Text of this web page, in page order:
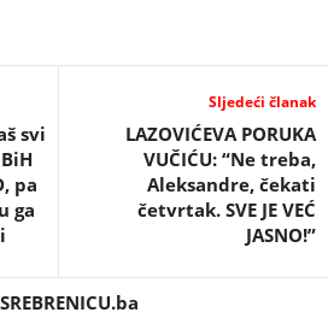
svi
pa
ga
Sljedeći članak
LAZOVIĆEVA PORUKA
VUČIĆU: “Ne treba,
Aleksandre, čekati
četvrtak. SVE JE VEĆ
JASNO!”